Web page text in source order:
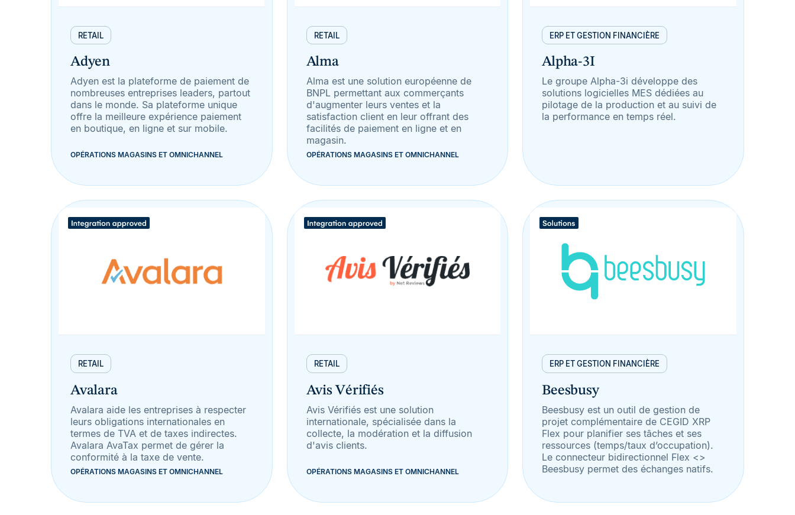
RETAIL
Adyen
Adyen est la plateforme de paiement de
nombreuses entreprises leaders, partout
dans le monde. Sa plateforme unique
offre la meilleure expérience paiement
en boutique, en ligne et sur mobile.
OPÉRATIONS MAGASINS ET OMNICHANNEL
RETAIL
Alma
Alma est une solution européenne de
BNPL permettant aux commerçants
d'augmenter leurs ventes et la
satisfaction client en leur offrant des
facilités de paiement en ligne et en
magasin.
OPÉRATIONS MAGASINS ET OMNICHANNEL
ERP ET GESTION FINANCIÈRE
Alpha-3I
Le groupe Alpha-3i développe des
solutions logicielles MES dédiées au
pilotage de la production et au suivi de
la performance en temps réel.
RETAIL
Avalara
Avalara aide les entreprises à respecter
leurs obligations internationales en
termes de TVA et de taxes indirectes.
Avalara AvaTax permet de gérer la
conformité à la taxe de vente.
OPÉRATIONS MAGASINS ET OMNICHANNEL
RETAIL
Avis Vérifiés
Avis Vérifiés est une solution
internationale, spécialisée dans la
collecte, la modération et la diffusion
d'avis clients.
OPÉRATIONS MAGASINS ET OMNICHANNEL
ERP ET GESTION FINANCIÈRE
Beesbusy
Beesbusy est un outil de gestion de
projet complémentaire de CEGID XRP
Flex pour planifier ses tâches et ses
ressources (temps/taux d’occupation).
Le connecteur bidirectionnel Flex <>
Beesbusy permet des échanges natifs.